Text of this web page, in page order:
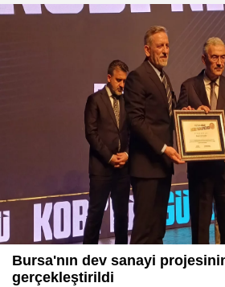
Bursa'nın dev sanayi
gerçekleştirildi